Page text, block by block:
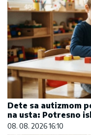
Dete sa autizmom
na usta: Potresno
08. 08. 2026 16:10